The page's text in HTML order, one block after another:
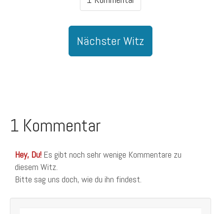
Nächster Witz
1 Kommentar
Hey, Du! Es gibt noch sehr wenige Kommentare zu
diesem Witz.
Bitte sag uns doch, wie du ihn findest.